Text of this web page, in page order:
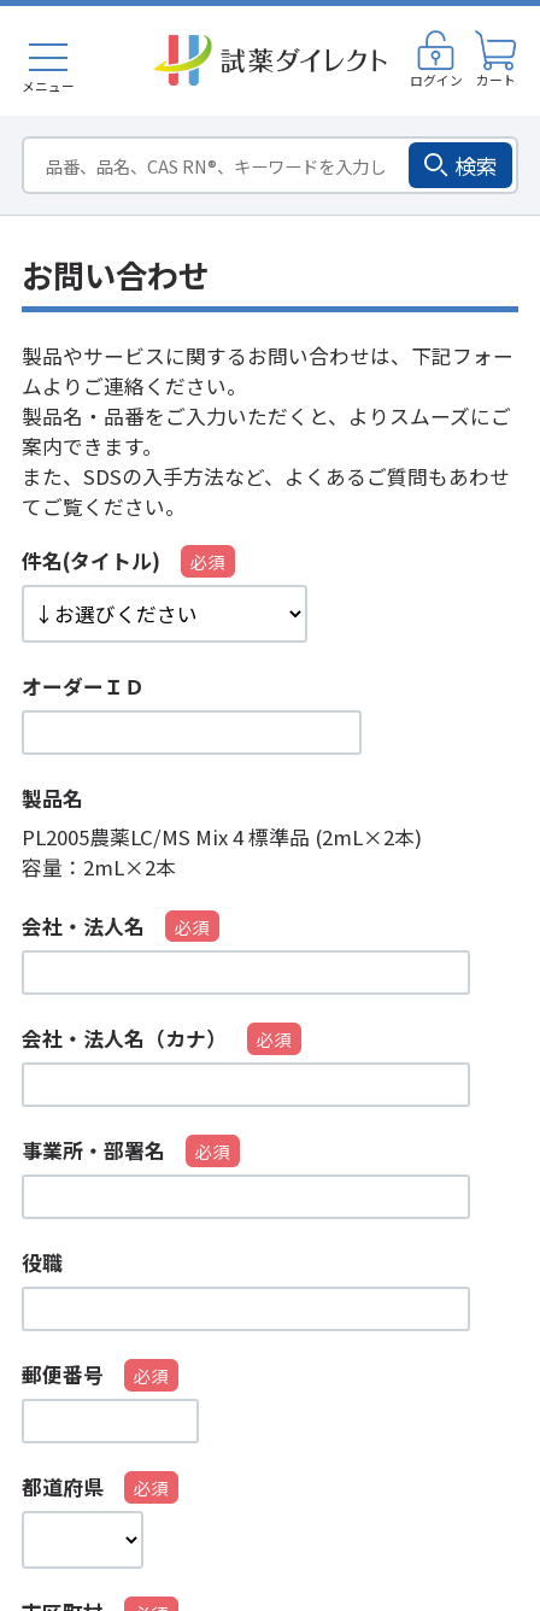
メニュー ログイン カート
検索
お問い合わせ
製品やサービスに関するお問い合わせは、下記フォー
ムよりご連絡ください。
製品名・品番をご入力いただくと、よりスムーズにご
案内できます。
また、SDSの入手方法など、 よくあるご質問もあわせ
てご覧ください。
件名(タイトル)
オーダーＩＤ
製品名
PL2005農薬LC/MS Mix 4 標準品 (2mL×2本)
容量： 2mL×2本
会社・法人名
会社・法人名（カナ）
事業所・部署名
役職
郵便番号
都道府県